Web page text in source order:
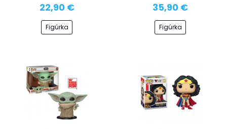
22,90 €
Figúrka
35,90 €
Figúrka